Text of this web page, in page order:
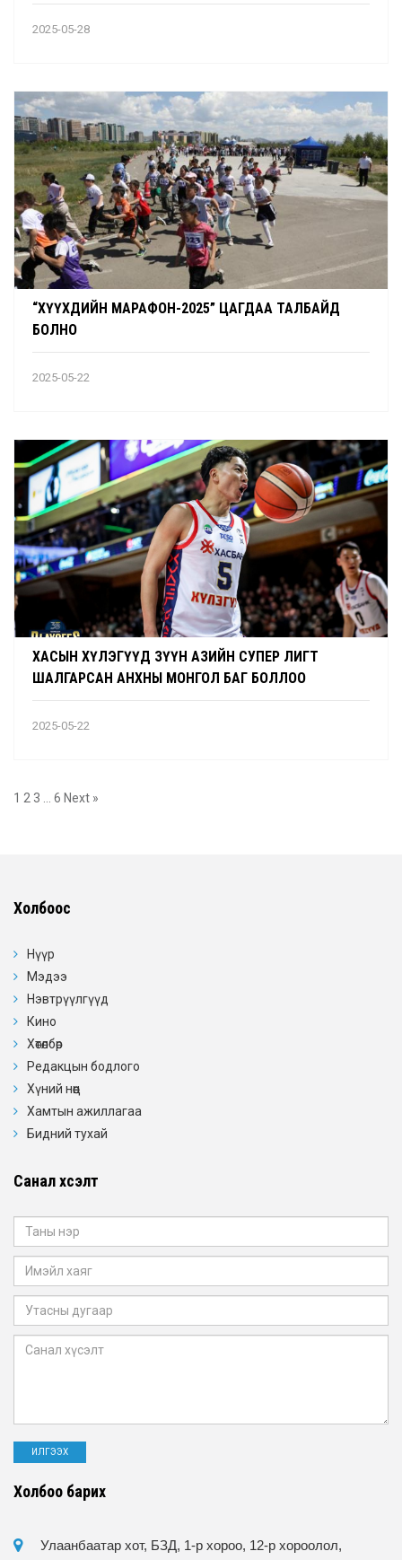
2025-05-28
“ХҮҮХДИЙН МАРАФОН-2025” ЦАГДАА ТАЛБАЙД
БОЛНО
2025-05-22
ХАСЫН ХҮЛЭГҮҮД ЗҮҮН АЗИЙН СУПЕР ЛИГТ
ШАЛГАРСАН АНХНЫ МОНГОЛ БАГ БОЛЛОО
2025-05-22
1 2 3 … 6 Next »
Холбоос
Нүүр
Мэдээ
Нэвтрүүлгүүд
Кино
Хөтөлбөр
Редакцын бодлого
Хүний нөөц
Хамтын ажиллагаа
Бидний тухай
Санал хүсэлт
Холбоо барих
Улаанбаатар хот, БЗД, 1-р хороо, 12-р хороолол,